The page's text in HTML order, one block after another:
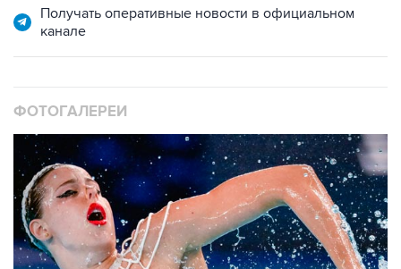
Получать оперативные новости в официальном
канале
ФОТОГАЛЕРЕИ